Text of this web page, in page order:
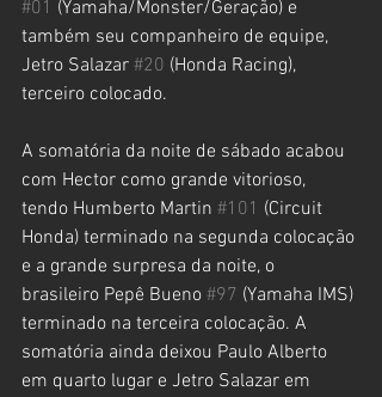
#01 (Yamaha/Monster/Geração) e
também seu companheiro de equipe,
Jetro Salazar #20 (Honda Racing),
terceiro colocado.
A somatória da noite de sábado acabou
com Hector como grande vitorioso,
tendo Humberto Martin #101 (Circuit
Honda) terminado na segunda colocação
e a grande surpresa da noite, o
brasileiro Pepê Bueno #97 (Yamaha IMS)
terminado na terceira colocação. A
somatória ainda deixou Paulo Alberto
em quarto lugar e Jetro Salazar em